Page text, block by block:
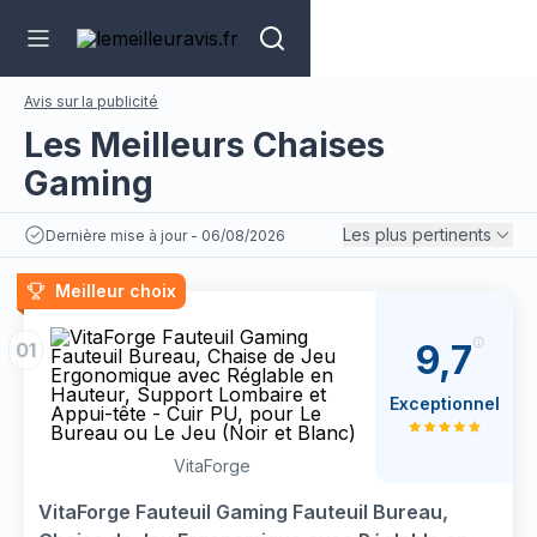
Avis sur la publicité
Les Meilleurs Chaises
Gaming
Dernière mise à jour - 06/08/2026 Les plus pertinents
Meilleur choix
01
VitaForge
VitaForge Fauteuil Gaming Fauteuil Bureau,
9,7
Exceptionnel